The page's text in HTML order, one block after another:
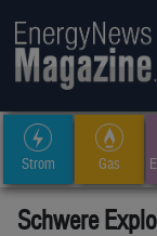
Strom Gas
Schwere